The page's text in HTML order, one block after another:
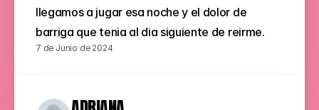
llegamos a jugar esa noche y el dolor de
barriga que tenia al dia siguiente de reirme.
7 de Junio de 2024